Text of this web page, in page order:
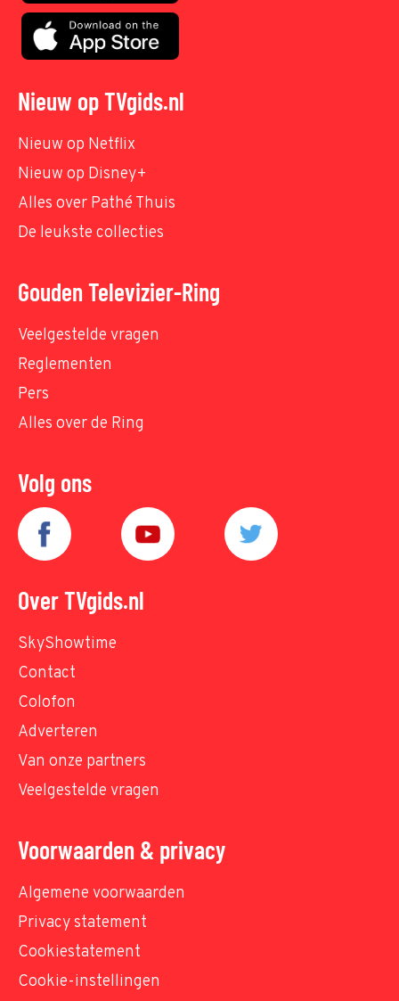
Nieuw op TVgids.nl
Nieuw op Netflix
Nieuw op Disney+
Alles over Pathé Thuis
De leukste collecties
Gouden Televizier-Ring
Veelgestelde vragen
Reglementen
Pers
Alles over de Ring
Volg ons
Over TVgids.nl
SkyShowtime
Contact
Colofon
Adverteren
Van onze partners
Veelgestelde vragen
Voorwaarden & privacy
Algemene voorwaarden
Privacy statement
Cookiestatement
Cookie-instellingen